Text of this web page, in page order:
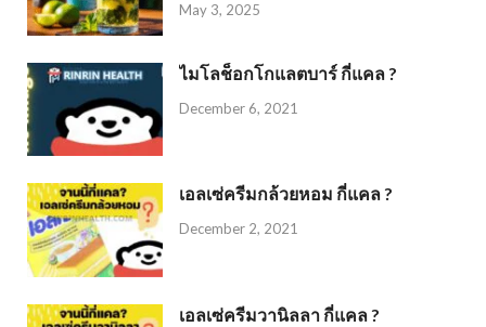
May 3, 2025
ไมโลช็อกโกแลตบาร์ กี่แคล ?
December 6, 2021
เอลเซ่ครีมกล้วยหอม กี่แคล ?
December 2, 2021
เอลเซ่ครีมวานิลลา กี่แคล ?